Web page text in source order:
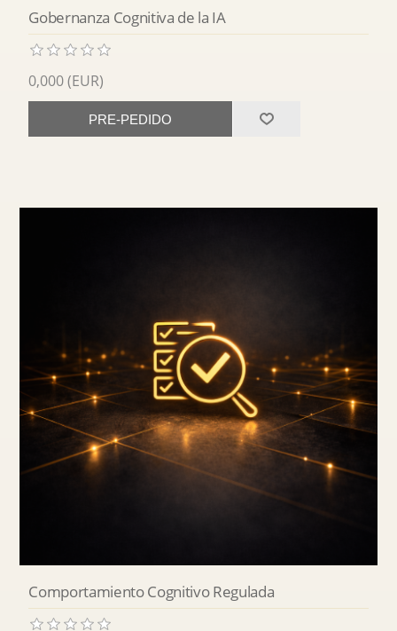
Gobernanza Cognitiva de la IA
0,000 (EUR)
PRE-PEDIDO
Comportamiento Cognitivo Regulada